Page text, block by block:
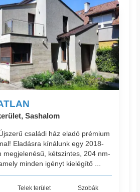
Sashalom
családi ház eladó prémium
Eladásra kínálunk egy 2018-
megjelenésű, kétszintes, 204 nm-
minden igényt kielégítő ...
Telek terület Szobák